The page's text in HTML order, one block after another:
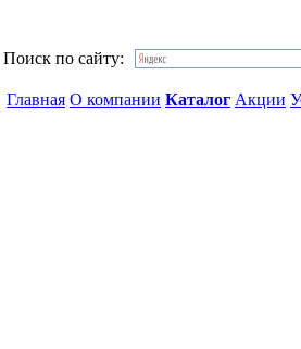
Поиск по сайту:
Главная О компании Каталог Акции